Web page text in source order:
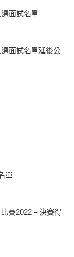
面試名單
面試名單延後公
單
賽2022 – 決賽得